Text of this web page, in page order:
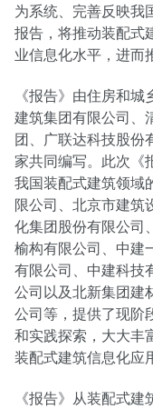
为系统、完善反映我
报告，将推动装配式
业信息化水平，进而
《报告》由住房和
建筑集团有限公司、
团、广联达科技股份
家共同编写。此次《
我国装配式建筑领域
限公司、北京市建筑
化集团股份有限公司
榆构有限公司、中建
有限公司、中建科技
公司以及北新集团建
公司等，提供了现阶
和实践探索，大大丰
装配式建筑信息化应
《报告》从装配式